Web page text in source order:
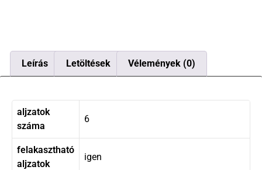
Leírás Letöltések Vélemények (0)
aljzatok
száma
6
felakasztható
aljzatok
igen